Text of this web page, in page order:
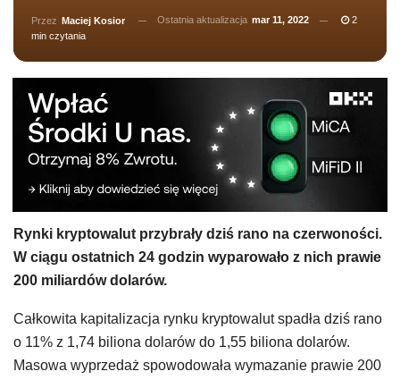
Przez Maciej Kosior Ostatnia aktualizacja mar 11, 2022
2
min czytania
Rynki kryptowalut przybrały dziś rano na czerwoności.
W ciągu ostatnich 24 godzin wyparowało z nich prawie
200 miliardów dolarów.
Całkowita kapitalizacja rynku kryptowalut spadła dziś rano
o 11% z 1,74 biliona dolarów do 1,55 biliona dolarów.
Masowa wyprzedaż spowodowała wymazanie prawie 200